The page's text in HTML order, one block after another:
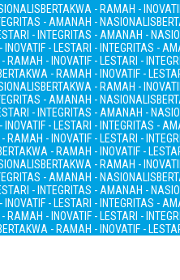
BERTAKWA - RAMAH -
- AMANAH - NASIONALIS
- INTEGRITAS - AMANAH -
INOVATIF - LESTARI - INTEGRITAS -
- RAMAH - INOVATIF - LESTARI -
- RAMAH - INOVATIF -
BERTAKWA - RAMAH -
- AMANAH - NASIONALIS
- INTEGRITAS - AMANAH -
INOVATIF - LESTARI - INTEGRITAS -
- RAMAH - INOVATIF - LESTARI -
- RAMAH - INOVATIF -
BERTAKWA - RAMAH -
- AMANAH - NASIONALIS
- INTEGRITAS - AMANAH -
INOVATIF - LESTARI - INTEGRITAS -
- RAMAH - INOVATIF - LESTARI -
- RAMAH - INOVATIF -